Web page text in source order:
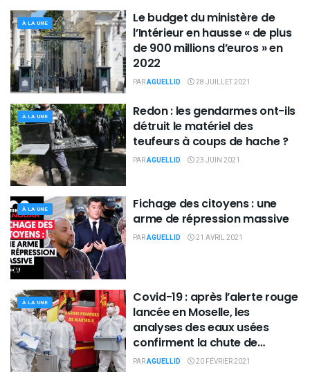
À LA UNE
Le budget du ministère de
l’Intérieur en hausse « de plus
de 900 millions d’euros » en
2022
PARAGUELLID 28 JUILLET 2021
À LA UNE
Redon : les gendarmes ont-ils
détruit le matériel des
teufeurs à coups de hache ?
PARAGUELLID 23 JUIN 2021
À LA UNE
Fichage des citoyens : une
arme de répression massive
PARAGUELLID 21 AVRIL 2021
À LA UNE
Covid-19 : après l’alerte rouge
lancée en Moselle, les
analyses des eaux usées
confirment la chute de
l'épidémie !
PARAGUELLID 20 FÉVRIER 2021